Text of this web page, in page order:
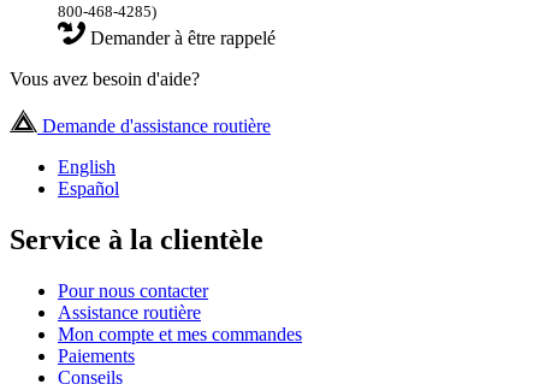
800-468-4285)
Demander à être rappelé
Vous avez besoin d'aide?
Demande d'assistance routière
English
Español
Service à la clientèle
Pour nous contacter
Assistance routière
Mon compte et mes commandes
Paiements
Conseils